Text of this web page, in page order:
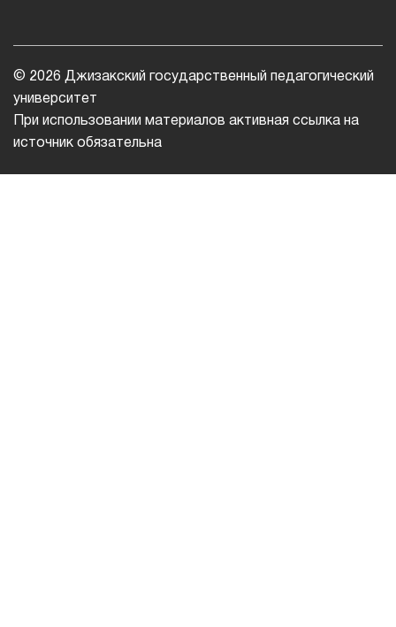
© 2026 Джизакский государственный педагогический
университет
При использовании материалов активная ссылка на
источник обязательна